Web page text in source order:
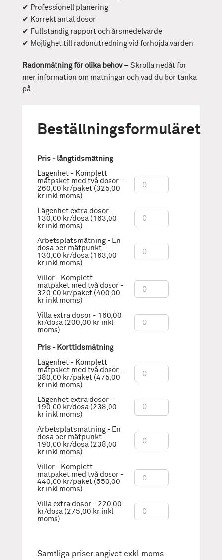
✔ Professionell planering
✔ Korrekt antal dosor
✔ Fullständig rapport och årsmedelvärde
✔ Möjlighet till radonutredning vid förhöjda värden
Radonmätning för olika behov– Skrolla nedåt för
mer information om mätningar och vad du bör tänka
på.
Beställningsformuläret
Pris - långtidsmätning
Lägenhet - Komplett
mätpaket med två dosor -
260,00 kr/paket (325,00
kr inkl moms)
Lägenhet extra dosor -
130,00 kr/dosa (163,00
kr inkl moms)
Arbetsplatsmätning - En
dosa per mätpunkt -
130,00 kr/dosa (163,00
kr inkl moms)
Villor - Komplett
mätpaket med två dosor -
320,00 kr/paket (400,00
kr inkl moms)
Villa extra dosor - 160,00
kr/dosa (200,00 kr inkl
moms)
Pris - Korttidsmätning
Lägenhet - Komplett
mätpaket med två dosor -
380,00 kr/paket (475,00
kr inkl moms)
Lägenhet extra dosor -
190,00 kr/dosa (238,00
kr inkl moms)
Arbetsplatsmätning - En
dosa per mätpunkt -
190,00 kr/dosa (238,00
kr inkl moms)
Villor - Komplett
mätpaket med två dosor -
440,00 kr/paket (550,00
kr inkl moms)
Villa extra dosor - 220,00
kr/dosa (275,00 kr inkl
moms)
Samtliga priser angivet exkl moms